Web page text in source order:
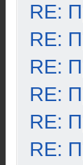
RE:
RE:
RE:
RE:
RE:
RE: